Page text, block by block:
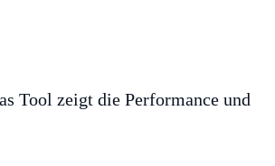
Tool zeigt die Performance und